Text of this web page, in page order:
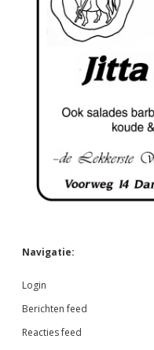
Navigatie:
Login
Berichten feed
Reacties feed